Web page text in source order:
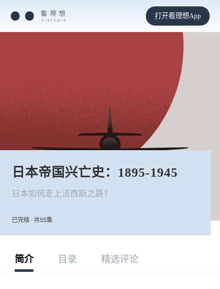
打开看理想App
日本帝国兴亡史：1895-1945
日本如何走上法西斯之路？
已完结 · 共55集
简介 目录 精选评论